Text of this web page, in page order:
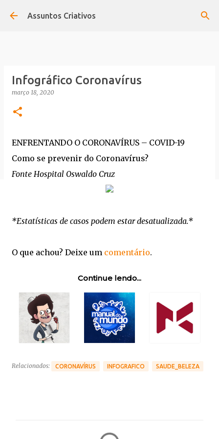
Pular para o conteúdo principal
Assuntos Criativos
Infográfico Coronavírus
março 18, 2020
ENFRENTANDO O CORONAVÍRUS – COVID-19
Como se prevenir do Coronavírus?
Fonte Hospital Oswaldo Cruz
*Estatísticas de casos podem estar desatualizada.*
O que achou? Deixe um comentário.
Continue lendo...
Relacionados: CORONAVÍRUS INFOGRAFICO SAUDE_BELEZA